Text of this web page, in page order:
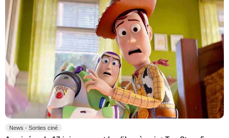
News - Sorties ciné